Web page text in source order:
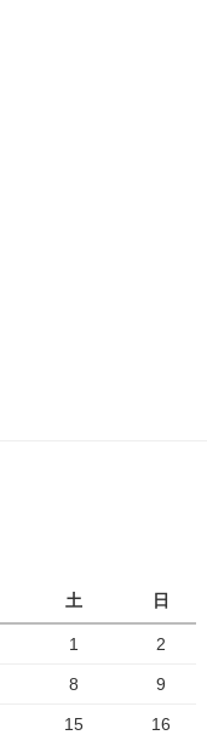
土 日
1 2
8 9
15 16